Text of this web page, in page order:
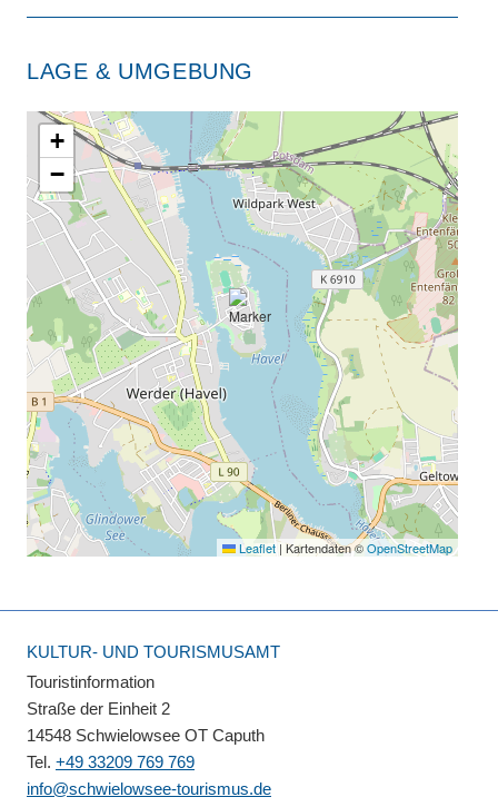
LAGE & UMGEBUNG
+
−
Leaflet| Kartendaten ©OpenStreetMap
KULTUR- UND TOURISMUSAMT
Touristinformation
Straße der Einheit 2
14548 Schwielowsee OT Caputh
Tel. +49 33209 769 769
info@schwielowsee-tourismus.de